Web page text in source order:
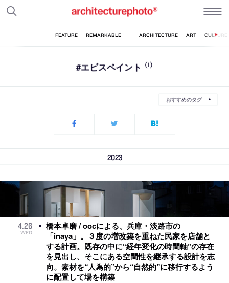
#エビスペイント (1)
おすすめのタグ
2023
4.26
WED
橋本卓磨 / oocによる、兵庫・淡路市の
「inaya」。３度の増改築を重ねた民家を店舗と
する計画。既存の中に“経年変化の時間軸”の存在
を見出し、そこにある空間性を継承する設計を志
向。素材を“人為的”から“自然的”に移行するよう
に配置して場を構築